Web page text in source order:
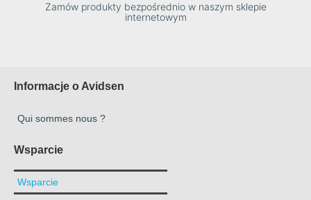
Zamów produkty bezpośrednio w naszym sklepie
internetowym
Informacje o Avidsen
Qui sommes nous ?
Wsparcie
Wsparcie